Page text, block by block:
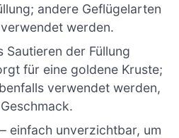
andere Geflügelarten
werden.
Sautieren der Füllung
für eine goldene Kruste;
verwendet werden,
– einfach unverzichtbar, um